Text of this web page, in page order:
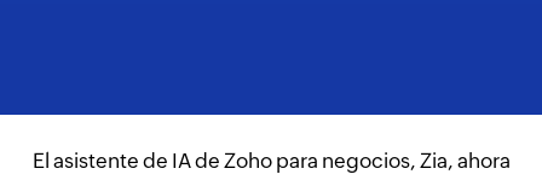
El asistente de IA de Zoho para negocios, Zia, ahora